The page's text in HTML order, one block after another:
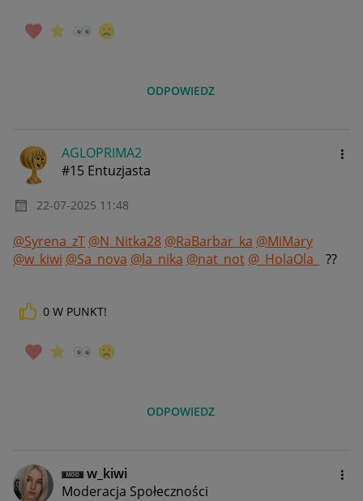
ODPOWIEDZ
AGLOPRIMA2
#15 Entuzjasta
‎22-07-2025 11:48
@Syrena_zT @N_Nitka28 @RaBarbar_ka @MiMary
@w_kiwi @Sa_nova @la_nika @nat_not @_HolaOla_ ??
0 W PUNKT!
ODPOWIEDZ
w_kiwi
Moderacja Społeczności